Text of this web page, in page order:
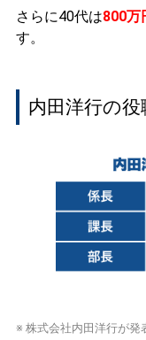
さらに40代は800万
す。
内田洋行の役
※ 株式会社内田洋行が発